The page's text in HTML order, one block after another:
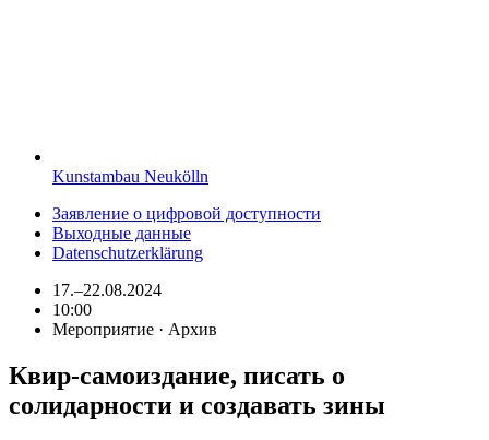
Kunstambau Neukölln
Заявление о цифровой доступности
Выходные данные
Datenschutzerklärung
17.–22.08.2024
10:00
Мероприятие · Архив
Квир-самоиздание, писать о
солидарности и создавать зины